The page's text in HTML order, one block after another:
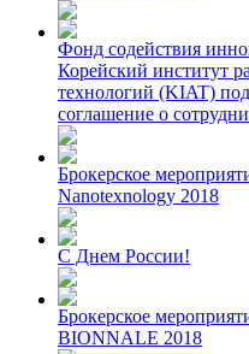
Фонд содействия
Корейский институт
технологий (KIAT)
соглашение о
Брокерское
Nanotexnology 2018
С Днем России!
Брокерское
BIONNALE 2018